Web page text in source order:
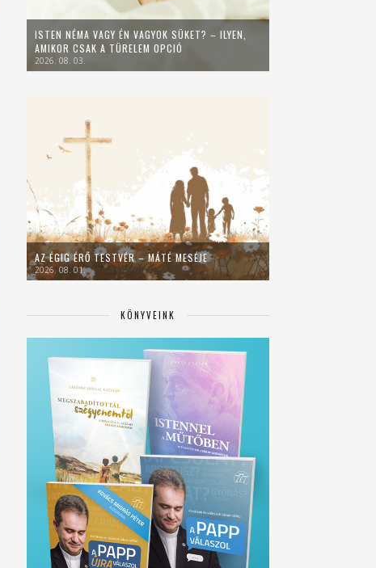
ISTEN NÉMA VAGY ÉN VAGYOK SÜKET? – ILYEN,
AMIKOR CSAK A TÜRELEM OPCIÓ
2026. 08. 03.
AZ ÉGIG ÉRŐ TESTVÉR – MÁTÉ MESÉJE
2026. 08. 01.
KÖNYVEINK